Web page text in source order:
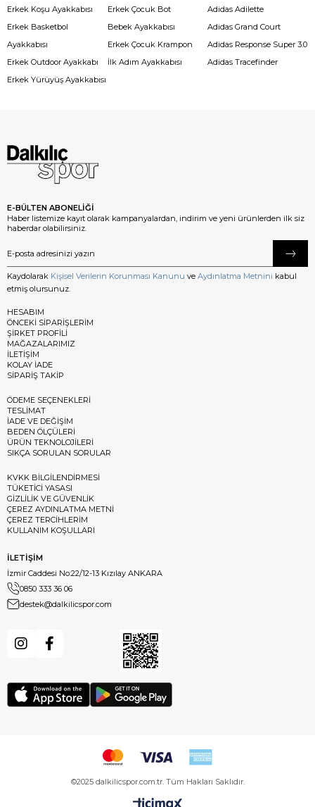
Erkek Koşu Ayakkabısı
Erkek Basketbol
Ayakkabısı
Erkek Outdoor Ayakkabı
Erkek Yürüyüş Ayakkabısı
Erkek Çocuk Bot
Bebek Ayakkabısı
Erkek Çocuk Krampon
İlk Adım Ayakkabısı
Adidas Adilette
Adidas Grand Court
Adidas Response Super 3.0
Adidas Tracefinder
E-BÜLTEN ABONELİĞİ
Haber listemize kayıt olarak kampanyalardan, indirim ve yeni ürünlerden ilk siz
haberdar olabilirsiniz.
Kaydolarak Kişisel Verilerin Korunması Kanunu ve Aydınlatma Metnini kabul
etmiş olursunuz.
HESABIM
ÖNCEKİ SİPARİŞLERİM
ŞİRKET PROFİLİ
MAĞAZALARIMIZ
İLETİŞİM
KOLAY İADE
SİPARİŞ TAKİP
ÖDEME SEÇENEKLERİ
TESLİMAT
İADE VE DEĞİŞİM
BEDEN ÖLÇÜLERİ
ÜRÜN TEKNOLOJİLERİ
SIKÇA SORULAN SORULAR
KVKK BİLGİLENDİRMESİ
TÜKETİCİ YASASI
GİZLİLİK VE GÜVENLİK
ÇEREZ AYDINLATMA METNİ
ÇEREZ TERCİHLERİM
KULLANIM KOŞULLARI
İLETİŞİM
İzmir Caddesi No:22/12-13 Kızılay ANKARA
0850 333 36 06
destek@dalkilicspor.com
©2025 dalkilicspor.com.tr. Tüm Hakları Saklıdır.